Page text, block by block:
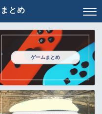
とめ
ゲームまとめ